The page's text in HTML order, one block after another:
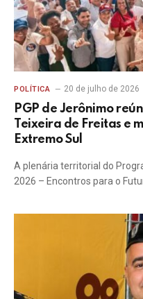
POLÍTICA 20 de julho de 2026
PGP de Jerônimo
Teixeira de Freitas e
Extremo Sul
A plenária territorial do
2026 – Encontros para o